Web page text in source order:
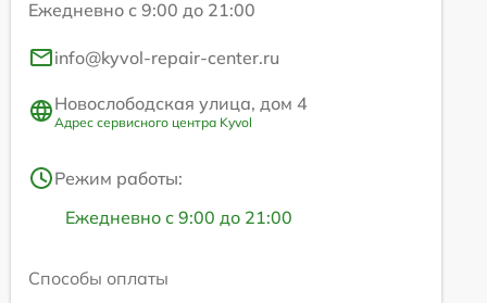
Ежедневно с 9:00 до 21:00
info@kyvol-repair-center.ru
Новослободская улица, дом 4
Адрес сервисного центра Kyvol
Режим работы:
Ежедневно с 9:00 до 21:00
Способы оплаты